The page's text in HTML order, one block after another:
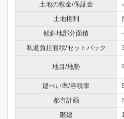
土地の敷金/保証金
土地権利
傾斜地部分面積
-
私道負担面積/セットバック
地目/地勢
建ぺい率/容積率
都市計画
階建